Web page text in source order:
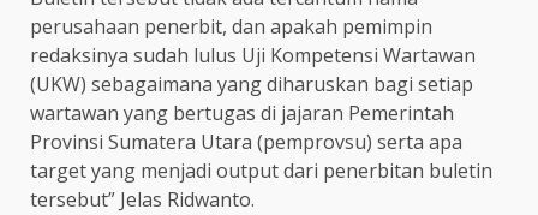
perusahaan penerbit, dan apakah pemimpin
redaksinya sudah lulus Uji Kompetensi Wartawan
(UKW) sebagaimana yang diharuskan bagi setiap
wartawan yang bertugas di jajaran Pemerintah
Provinsi Sumatera Utara (pemprovsu) serta apa
target yang menjadi output dari penerbitan buletin
tersebut” Jelas Ridwanto.